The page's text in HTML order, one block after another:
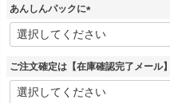
)
あんしんパックに
(
必
)
ご注文確定は【在庫確認完了メール